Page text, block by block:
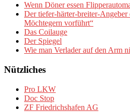
Wenn Döner essen
Der tiefer-härter-breiter-Angeber
Möchtegern vorführt“
Das Coilauge
Der Spiegel
Wie man Verlader auf den Arm
Nützliches
Pro LKW
Doc Stop
ZF Friedrichshafen AG